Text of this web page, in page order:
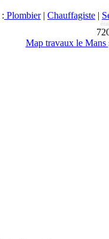
: Plombier| Chauffagiste |
Map travaux le Mans